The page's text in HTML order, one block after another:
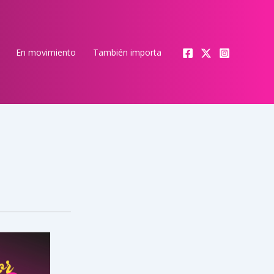
En movimiento También importa